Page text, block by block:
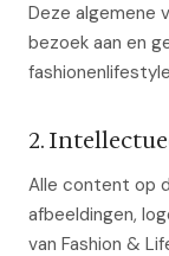
Deze algemene
bezoek aan en
2.
Alle content op
afbeeldingen,
van Fashion &